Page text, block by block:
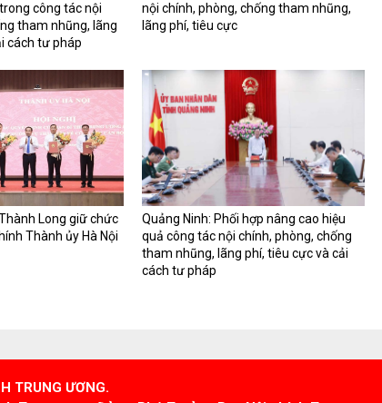
công tác nội
tham nhũng, lãng
cách tư pháp
nội chính, phòng, chống tham nhũng,
lãng phí, tiêu cực
Long giữ chức
Thành ủy Hà Nội
Quảng Ninh: Phối hợp nâng cao hiệu
quả công tác nội chính, phòng, chống
tham nhũng, lãng phí, tiêu cực và cải
cách tư pháp
TRUNG ƯƠNG.